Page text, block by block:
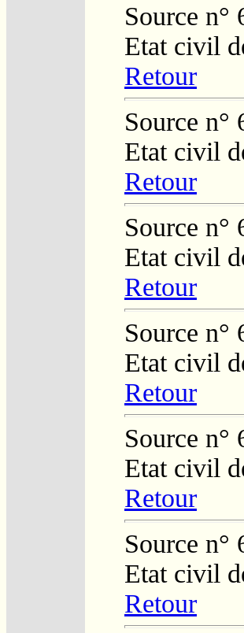
Source n°
Etat civil
Retour
Source n°
Etat civil
Retour
Source n°
Etat civil
Retour
Source n°
Etat civil
Retour
Source n°
Etat civil
Retour
Source n°
Etat civil
Retour